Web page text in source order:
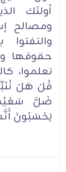
أولئك
ومصالح
حقوقها
تعلموا،
قُلْ هَلْ
ضَلَّ
يَحْسَبُونَ